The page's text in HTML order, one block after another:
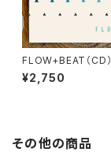
FLOW+BEAT（CD）
¥2,750
その他の商品